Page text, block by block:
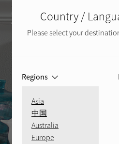
Stereo
101
Country /
Please select your
Regions
Asia
中国
Australia
Europe